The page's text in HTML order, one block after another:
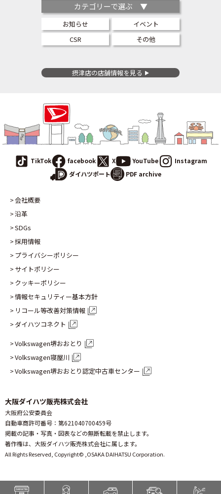
カテゴリーで選ぶ ▼
お知らせ
イベント
CSR
その他
摂津店の店舗情報を見る
TikTok facebook X YouTube
Instagram
ダイハツポート
PDF archive
会社概要
沿革
SDGs
採用情報
プライバシーポリシー
サイトポリシー
クッキーポリシー
情報セキュリティー基本方針
リコール等改善対策情報
ダイハツコネクト
Volkswagen堺おおとり
Volkswagen寝屋川
Volkswagen堺おおとり認定中古車センター
大阪ダイハツ販売株式会社
大阪府公安委員会
自動車商許可番号：第621040700459号
掲載の記事・写真・図表などの無断転載を禁止します。
著作権は、大阪ダイハツ販売株式会社に属します。
All Rights Reserved, Copyright© ,OSAKA DAIHATSU Corporation.